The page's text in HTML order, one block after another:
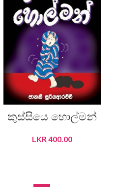
කුස්සියෙ හොල්මන්
LKR 400.00